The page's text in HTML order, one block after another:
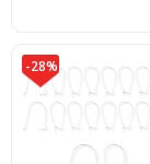
-28%